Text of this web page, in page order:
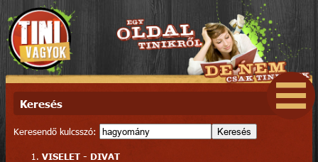
Keresés
Keresendő kulcsszó: Keresés
VISELET - DIVAT